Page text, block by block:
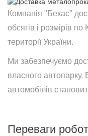
Компанія "Бекас"
обсягів і розмірів по
території України.
Ми забезпечуємо
власного
автомобілів
Переваги